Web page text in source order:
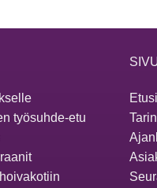
työsuhde-etu